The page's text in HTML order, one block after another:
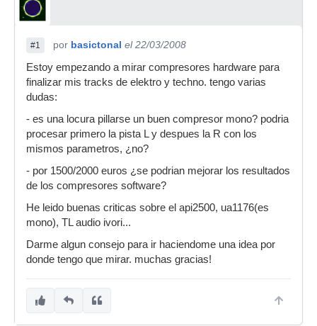
#1 por basictonal el 22/03/2008
Estoy empezando a mirar compresores hardware para
finalizar mis tracks de elektro y techno. tengo varias
dudas:
- es una locura pillarse un buen compresor mono? podria
procesar primero la pista L y despues la R con los
mismos parametros, ¿no?
- por 1500/2000 euros ¿se podrian mejorar los resultados
de los compresores software?
He leido buenas criticas sobre el api2500, ua1176(es
mono), TL audio ivori...
Darme algun consejo para ir haciendome una idea por
donde tengo que mirar. muchas gracias!